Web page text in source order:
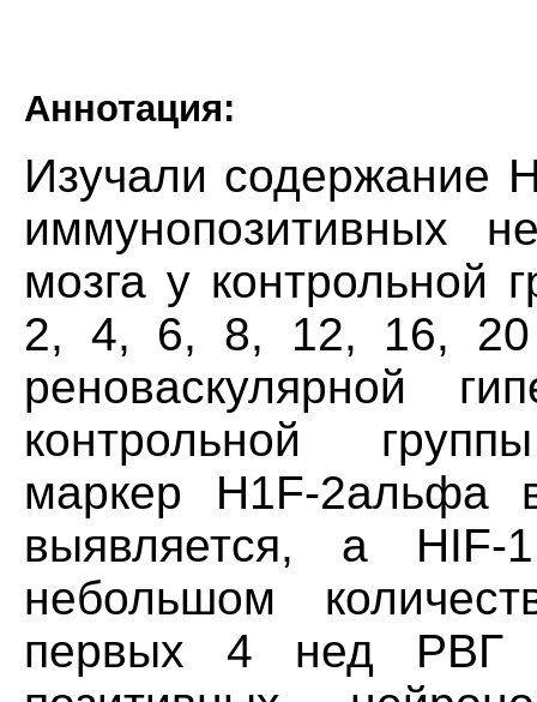
Аннотация:
Изучали содержание
иммунопозитивных
мозга у контрольной
2, 4, 6, 8, 12, 16, 20
реноваскулярной
контрольной
маркер Н1F-2альфа
выявляется, a
небольшом
первых 4 нед РВГ